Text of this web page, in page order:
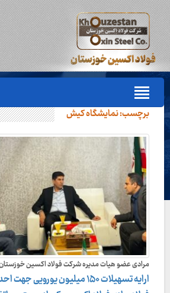
برچسب:نمایشگاه کیش
مرادی عضو هیات مدیره شرکت فولاد اکسین
ارایه تسهیلات ۱۵۰ میلیون یورویی